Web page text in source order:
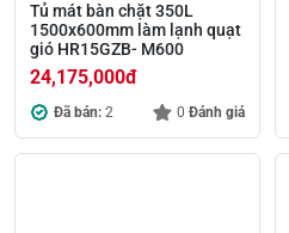
Tủ mát bàn chặt 350L
1500x600mm làm lạnh quạt
gió HR15GZB- M600
24,175,000đ
Đã bán: 2 0 Đánh giá